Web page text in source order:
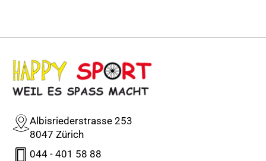
Albisriederstrasse 253
8047 Zürich
044 - 401 58 88